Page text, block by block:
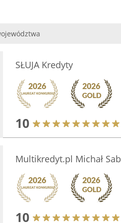
SŁUJA Kredyty
10
Multikredyt.pl Michał
10